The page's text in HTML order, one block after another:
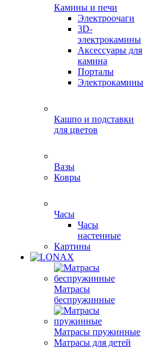
Камины и печи
Электроочаги
3D-
электрокамины
Аксессуары для
камина
Порталы
Электрокамины
Кашпо и подставки
для цветов
Вазы
Ковры
Часы
Часы
настенные
Картины
Матрасы
беспружинные
Матрасы пружинные
Матрасы для детей